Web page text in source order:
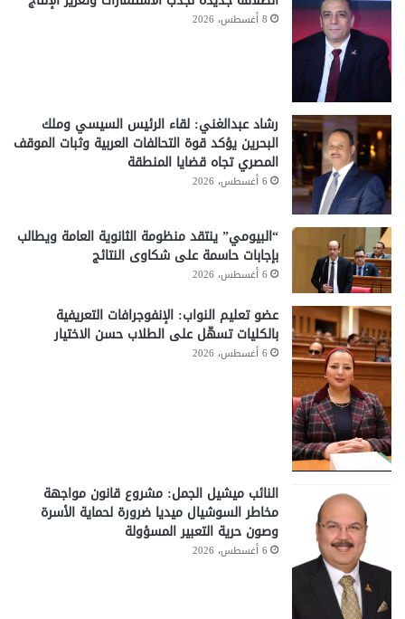
8 أغسطس، 2026
رشاد عبدالغني: لقاء الرئيس السيسي وملك
البحرين يؤكد قوة التحالفات العربية وثبات الموقف
المصري تجاه قضايا المنطقة
6 أغسطس، 2026
“البيومي” ينتقد منظومة الثانوية العامة ويطالب
بإجابات حاسمة على شكاوى النتائج
6 أغسطس، 2026
عضو تعليم النواب: الإنفوجرافات التعريفية
بالكليات تسهّل على الطلاب حسن الاختيار
6 أغسطس، 2026
النائب ميشيل الجمل: مشروع قانون مواجهة
مخاطر السوشيال ميديا ضرورة لحماية الأسرة
وصون حرية التعبير المسؤولة
6 أغسطس، 2026